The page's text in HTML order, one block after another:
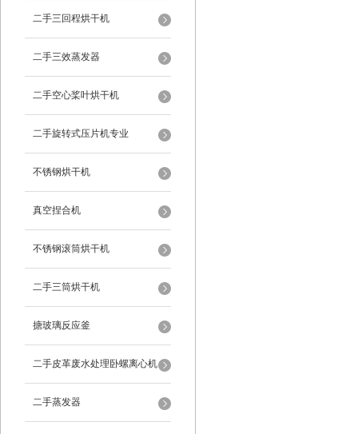
二手三回程烘干机
二手三效蒸发器
二手空心桨叶烘干机
二手旋转式压片机专业
不锈钢烘干机
真空捏合机
不锈钢滚筒烘干机
二手三筒烘干机
搪玻璃反应釜
二手皮革废水处理卧螺离心机
二手蒸发器